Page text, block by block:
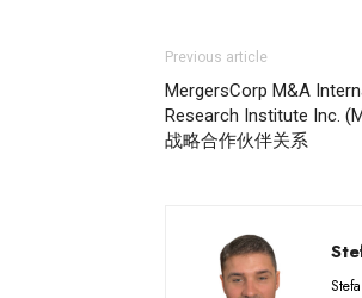
Previous article
MergersCorp M&A
Research Institute Inc.
战略合作伙伴关系